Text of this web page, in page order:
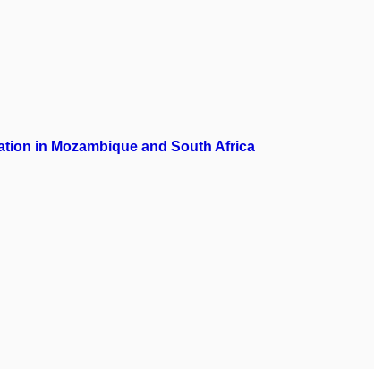
in Mozambique and South Africa